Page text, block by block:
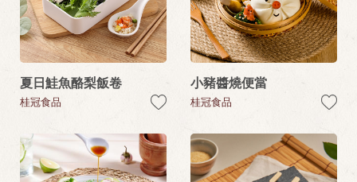
夏日鮭魚酪梨飯卷
桂冠食品
小豬醬燒便當
桂冠食品